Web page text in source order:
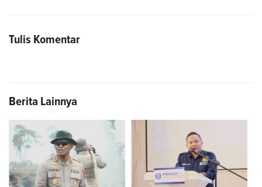
Tulis Komentar
Berita Lainnya